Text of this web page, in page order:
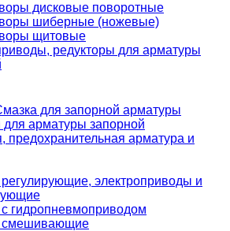
дисковые поворотные
шиберные (ножевые)
щитовые
редукторы для арматуры
для запорной арматуры
для арматуры запорной
предохранительная арматура и
электроприводы и
гидропневмоприводом
смешивающие